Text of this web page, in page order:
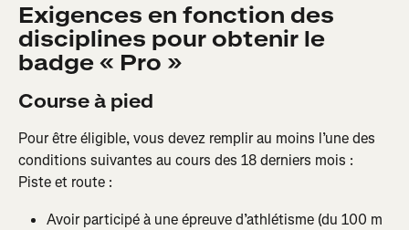
Exigences en fonction des
disciplines pour obtenir le
badge « Pro »
Course à pied
Pour être éligible, vous devez remplir au moins l’une des
conditions suivantes au cours des 18 derniers mois :
Piste et route :
Avoir participé à une épreuve d’athlétisme (du 100 m